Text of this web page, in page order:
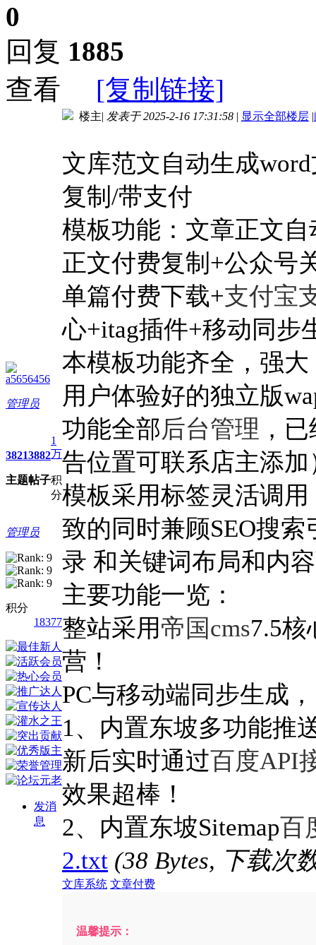
0
回复 1885
查看
[复制链接]
a5656456
管理员
3821
主题
3882
帖子
1
万
积
分
管理员
积分
18377
发消
息
楼主| 发表于 2025-2-16 17:31:58 | 显示全部楼层 |
文库范文自动生成
复制/带支付
模板功能：文章正文
正文付费复制+公众号
单篇付费下载+支付宝
心+itag插件+移动同步
本模板功能齐全，强
用户体验好的独立版
功能全部后台管理 ，
告位置可联系店主添加
模板采用标签灵活调
致的同时兼顾SEO搜
录 和关键词布局和内
主要功能一览：
整站采用帝国cms7.5
营！
PC与移动端同步生成
1、内置东坡多功能推
新后实时通过百度API
效果超棒！
2、内置东坡Sitemap百
2.txt (38 Bytes, 下载次
文库系统 文章付费
温馨提示：